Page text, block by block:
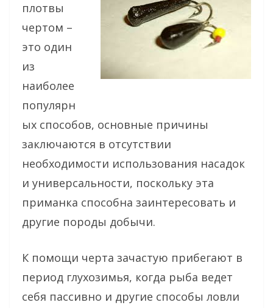
плотвы
чертом –
это один
из
наиболее
популярн
ых способов, основные причины
заключаются в отсутствии
необходимости использования насадок
и универсальности, поскольку эта
приманка способна заинтересовать и
другие породы добычи.
К помощи черта зачастую прибегают в
период глухозимья, когда рыба ведет
себя пассивно и другие способы ловли